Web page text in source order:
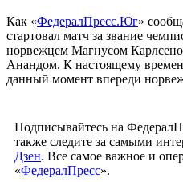
Как «ФедералПресс.Юг»
стартовал матч за звание
норвежцем Магнусом
Анандом. К настоящему
данный момент впереди
Подписывайтесь на
также следите за самыми
Дзен. Все самое важное и
«ФедералПресс».